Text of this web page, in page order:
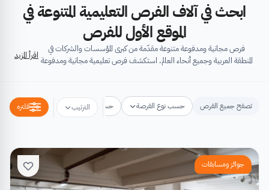
ابحث في آلاف الفرص التعليمية المتنوعة في
الموقع الأول للفرص
فرص مجانية ومدفوعة متنوعة مقدّمة من كبرى المؤسسات والشركات في
المنطقة العربية وجميع أنحاء العالم. استكشف فرص تعليمية مجانية ومدفوعة
الخبرات وبناء القدرات.
اقرأ المزيد
تصفح جميع الفرص حسب نوع الفرصة حسب مكان الفرصة حسب الترتيب فلتره
جوائز ومسابقات